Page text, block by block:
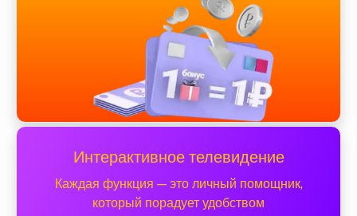
Интерактивное телевидение
Каждая функция — это личный помощник,
который порадует удобством